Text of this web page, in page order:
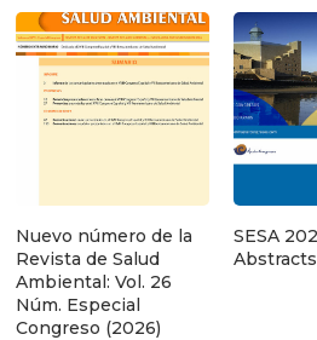
Nuevo número de la
Revista de Salud
Ambiental: Vol. 26
Núm. Especial
Congreso (2026)
SESA
Abstracts